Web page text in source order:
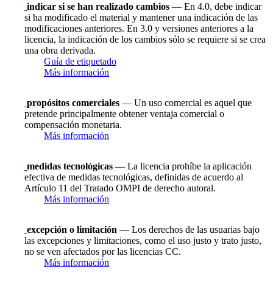
indicar si se han realizado cambios — En 4.0, debe indicar
si ha modificado el material y mantener una indicación de las
modificaciones anteriores. En 3.0 y versiones anteriores a la
licencia, la indicación de los cambios sólo se requiere si se crea
una obra derivada.
Guía de etiquetado
Más información
propósitos comerciales — Un uso comercial es aquel que
pretende principalmente obtener ventaja comercial o
compensación monetaria.
Más información
medidas tecnológicas — La licencia prohíbe la aplicación
efectiva de medidas tecnológicas, definidas de acuerdo al
Artículo 11 del Tratado OMPI de derecho autoral.
Más información
excepción o limitación — Los derechos de las usuarias bajo
las excepciones y limitaciones, como el uso justo y trato justo,
no se ven afectados por las licencias CC.
Más información